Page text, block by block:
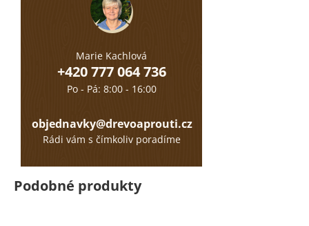
Marie Kachlová
+420 777 064 736
Po - Pá: 8:00 - 16:00
objednavky@drevoaprouti.cz
Rádi vám s čímkoliv poradíme
Podobné produkty